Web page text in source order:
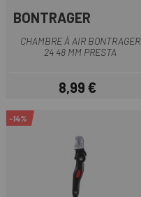
BONTRAGER
CHAMBRE À AIR BONTRAGER
24 48 MM PRESTA
Prix
8,99 €
-14%